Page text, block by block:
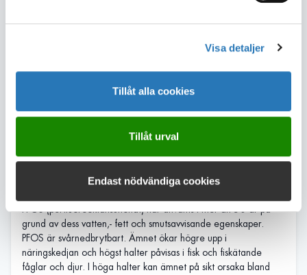
Visa detaljer
Tillåt alla cookies
Tillåt urval
Endast nödvändiga cookies
PFAS-ämnen har många olika användningsområden i vårt
egenskaper. Textil- och läderimpregnering är ett av de största
färg, teflon, snabbmatskartonger, bakplåtspapper, smink och
bullformar.
PFOS, PFOA, PFHxS och PFNA
PFNA. Användningen av dessa ämnen är redan reglerad till
grund av dess vatten,- fett och smutsavvisande egenskaper.
PFOS är svårnedbrytbart. Ämnet ökar högre upp i
näringskedjan och högst halter påvisas i fisk och fiskätande
fåglar och djur. I höga halter kan ämnet på sikt orsaka bland